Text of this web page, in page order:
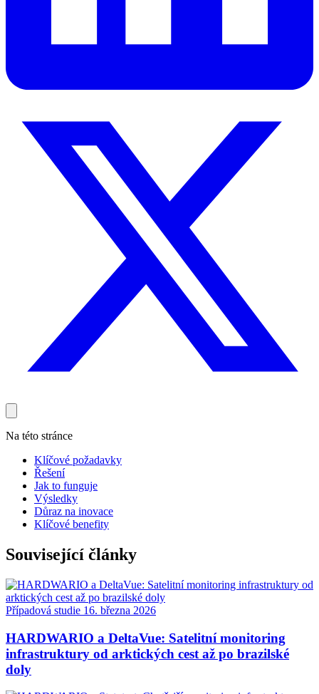
Na této stránce
Klíčové požadavky
Řešení
Jak to funguje
Výsledky
Důraz na inovace
Klíčové benefity
Související články
Případová studie 16. března 2026
HARDWARIO a DeltaVue: Satelitní monitoring
infrastruktury od arktických cest až po brazilské
doly